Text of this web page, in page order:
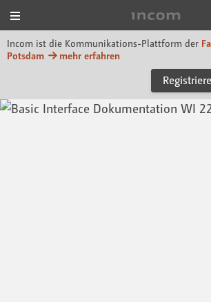
Incom ist die Kommunikations-Plattform der
Potsdam
mehr erfahren